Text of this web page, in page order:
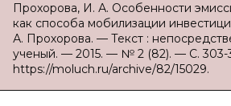
Прохорова, И. А. Особенности
как способа мобилизации
А. Прохорова. — Текст :
ученый. — 2015. — № 2 (82). — С. 303-
https://moluch.ru/archive/82/15029.